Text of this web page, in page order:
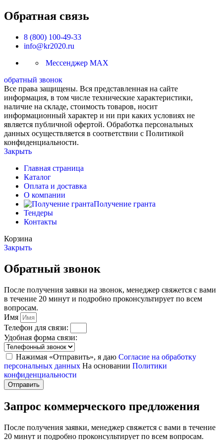
Обратная связь
8 (800) 100-49-33
info@kr2020.ru
Мессенджер MAX
обратный звонок
Все права защищены. Вся представленная на сайте
информация, в том числе технические характеристики,
наличие на складе, стоимость товаров, носит
информационный характер и ни при каких условиях не
является публичной офертой. Обработка персональных
данных осуществляется в соответствии с Политикой
конфиденциальности.
Закрыть
Главная страница
Каталог
Оплата и доставка
О компании
Получение гранта
Тендеры
Контакты
Корзина
Закрыть
Обратный звонок
После получения заявки на звонок, менеджер свяжется с вами
в течение 20 минут и подробно проконсультирует по всем
вопросам.
Имя
Телефон для связи:
Удобная форма связи:
Нажимая «Отправить», я даю Согласие на обработку
персональных данных На основании Политики
конфиденциальности
Отправить
Запрос коммерческого предложения
После получения заявки, менеджер свяжется с вами в течение
20 минут и подробно проконсультирует по всем вопросам.